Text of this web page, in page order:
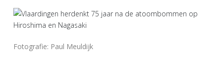
Fotografie: Paul Meuldijk